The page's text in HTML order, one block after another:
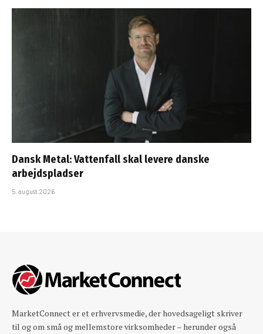
Dansk Metal: Vattenfall skal levere danske
arbejdspladser
5. august 2026
MarketConnect er et erhvervsmedie, der hovedsageligt skriver
til og om små og mellemstore virksomheder – herunder også